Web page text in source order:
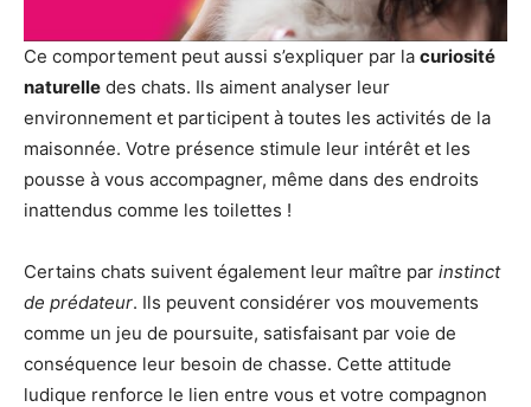
Ce comportement peut aussi s’expliquer par la curiosité
naturelle des chats. Ils aiment analyser leur
environnement et participent à toutes les activités de la
maisonnée. Votre présence stimule leur intérêt et les
pousse à vous accompagner, même dans des endroits
inattendus comme les toilettes !
Certains chats suivent également leur maître par instinct
de prédateur. Ils peuvent considérer vos mouvements
comme un jeu de poursuite, satisfaisant par voie de
conséquence leur besoin de chasse. Cette attitude
ludique renforce le lien entre vous et votre compagnon